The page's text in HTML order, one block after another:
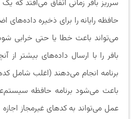
سرریز بافر زمانی اتفاق می‌افتد که
حافظه رایانه را برای ذخیره داده‌های
می‌تواند باعث خطا یا حتی خرابی
بافر را با ارسال داده‌های بیشتر از
برنامه انجام می‌دهند (اغلب شامل
باعث می‌شود برنامه حافظه
عمل می‌تواند به کدهای غیرمجاز